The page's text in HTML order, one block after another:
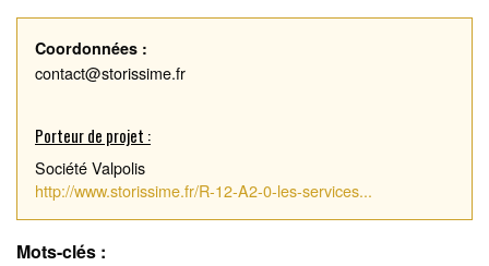
Coordonnées :
contact@storissime.fr
Porteur de projet :
Société Valpolis
http://www.storissime.fr/R-12-A2-0-les-services...
Mots-clés :